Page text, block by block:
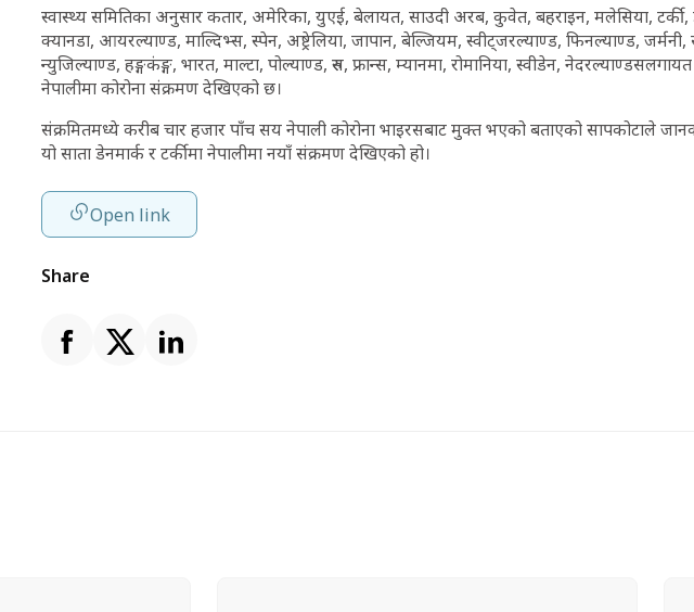
स्वास्थ्य समितिका अनुसार कतार, अमेरिका, युएई, बेलायत, साउदी अरब, कुवेत, बहराइन, मलेसिया, टर्की,
क्यानडा, आयरल्याण्ड, माल्दिभ्स, स्पेन, अष्ट्रेलिया, जापान, बेल्जियम, स्वीट्जरल्याण्ड, फिनल्याण्ड, जर्मनी,
न्युजिल्याण्ड, हङ्गकंङ्ग, भारत, माल्टा, पोल्याण्ड, रुस, फ्रान्स, म्यानमा, रोमानिया, स्वीडेन,
नेपालीमा कोरोना संक्रमण देखिएको छ।
संक्रमितमध्ये करीब चार हजार पाँच सय नेपाली कोरोना भाइरसबाट मुक्त भएको बताएको सापकोटाले
यो साता डेनमार्क र टर्कीमा नेपालीमा नयाँ संक्रमण देखिएको हो।
Open link
Share